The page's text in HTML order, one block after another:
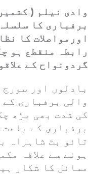
وادی نیلم (
برفباری کا
اورمواصلات کا
رابطہ منقطع ہو
گردونواح کے
بادلوں اور
والی برفباری
کی شدت بھی بڑھ
برفباری کے
تائو بٹ شاہراہ
ہونے سے علاقہ
مسائل کا شکار